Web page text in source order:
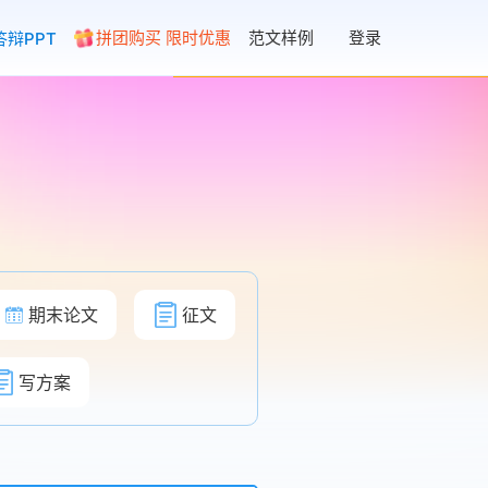
辩PPT 拼团购买 限时优惠 范文样例 登录
期末论文 征文
写方案